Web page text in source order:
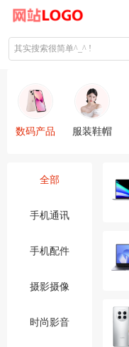
数码产品 服装鞋帽
全部
手机通讯
手机配件
摄影摄像
时尚影音